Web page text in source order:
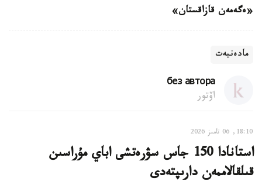
«ەگەمەن قازاقستان»
مادەنيەت
без автора
اۆتور
18:10, 06 تامىز 2026
استانادا 150 جاس سۋرەتشى اباي مۇراسىن
قىلقالاممەن دارىپتەدى